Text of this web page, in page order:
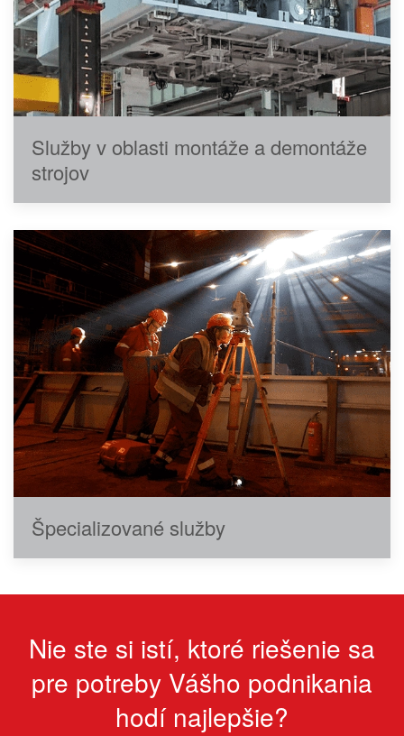
Služby v oblasti montáže a demontáže
strojov
Špecializované služby
Nie ste si istí, ktoré riešenie sa
pre potreby Vášho podnikania
hodí najlepšie?